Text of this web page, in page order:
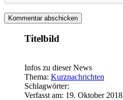
Titelbild
Infos zu dieser News
Thema: Kurznachrichten
Schlagwörter:
Verfasst am: 19. Oktober 2018